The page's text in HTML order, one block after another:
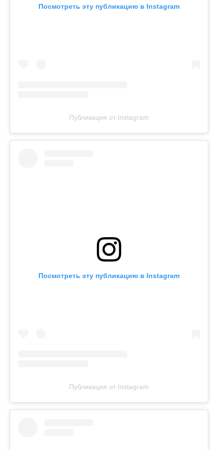
Посмотреть эту публикацию в Instagram
Публикация от Instagram
Посмотреть эту публикацию в Instagram
Публикация от Instagram